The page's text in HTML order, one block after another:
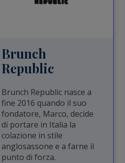
Brunch
Republic
Brunch Republic nasce a
fine 2016 quando il suo
fondatore, Marco, decide
di portare in Italia la
colazione in stile
anglosassone e a farne il
punto di forza.